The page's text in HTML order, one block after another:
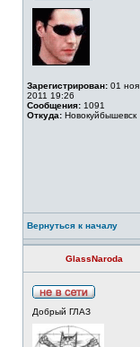
Зарегистрирован: 01 ноя
2011 19:26
Сообщения: 1091
Откуда: Новокуйбышевск
Вернуться к началу
GlassNaroda
Добрый ГЛАЗ